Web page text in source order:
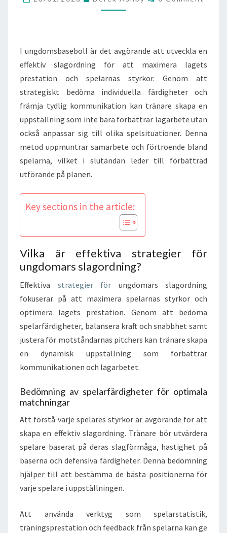
I ungdomsbaseboll är det avgörande att utveckla en
effektiv slagordning för att maximera lagets
prestation och spelarnas styrkor. Genom att
strategiskt bedöma individuella färdigheter och
främja tydlig kommunikation kan tränare skapa en
uppställning som inte bara förbättrar lagarbete utan
också anpassar sig till olika spelsituationer. Denna
metod uppmuntrar samarbete och förtroende bland
spelarna, vilket i slutändan leder till förbättrad
utförande på planen.
Key sections in the article:
Vilka är effektiva strategier för
ungdomars slagordning?
Effektiva strategier för ungdomars slagordning
fokuserar på att maximera spelarnas styrkor och
optimera lagets prestation. Genom att bedöma
spelarfärdigheter, balansera kraft och snabbhet samt
justera för motståndarnas pitchers kan tränare skapa
en dynamisk uppställning som förbättrar
kommunikationen och lagarbetet.
Bedömning av spelarfärdigheter för optimala
matchningar
Att förstå varje spelares styrkor är avgörande för att
skapa en effektiv slagordning. Tränare bör utvärdera
spelare baserat på deras slagförmåga, hastighet på
baserna och defensiva färdigheter. Denna bedömning
hjälper till att bestämma de bästa positionerna för
varje spelare i uppställningen.
Att använda verktyg som spelarstatistik,
träningsprestation och feedback från spelarna kan ge